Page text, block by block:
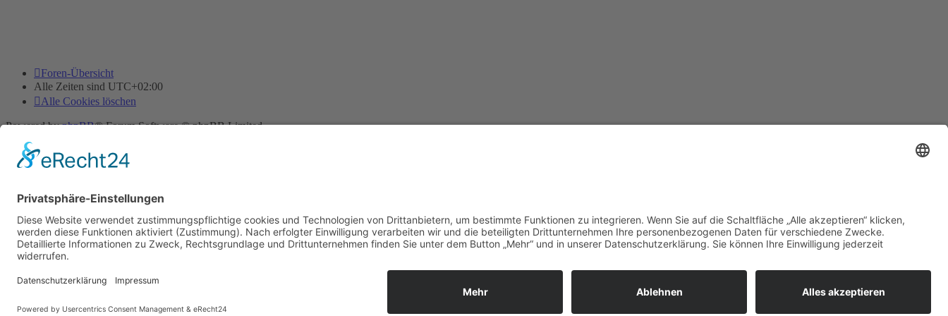
Foren-Übersicht
Alle Zeiten sind UTC+02:00
Alle Cookies löschen
Powered byphpBB® Forum Software © phpBB Limited
Deutsche Übersetzung durch
Datenschutz |Nutzungsbedingungen
Time: 0.017s| Peak Memory Usage: 10.08 MiB | GZIP: Off